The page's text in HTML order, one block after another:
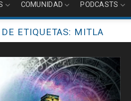
COMUNIDAD PODCASTS
ETIQUETAS: MITLA